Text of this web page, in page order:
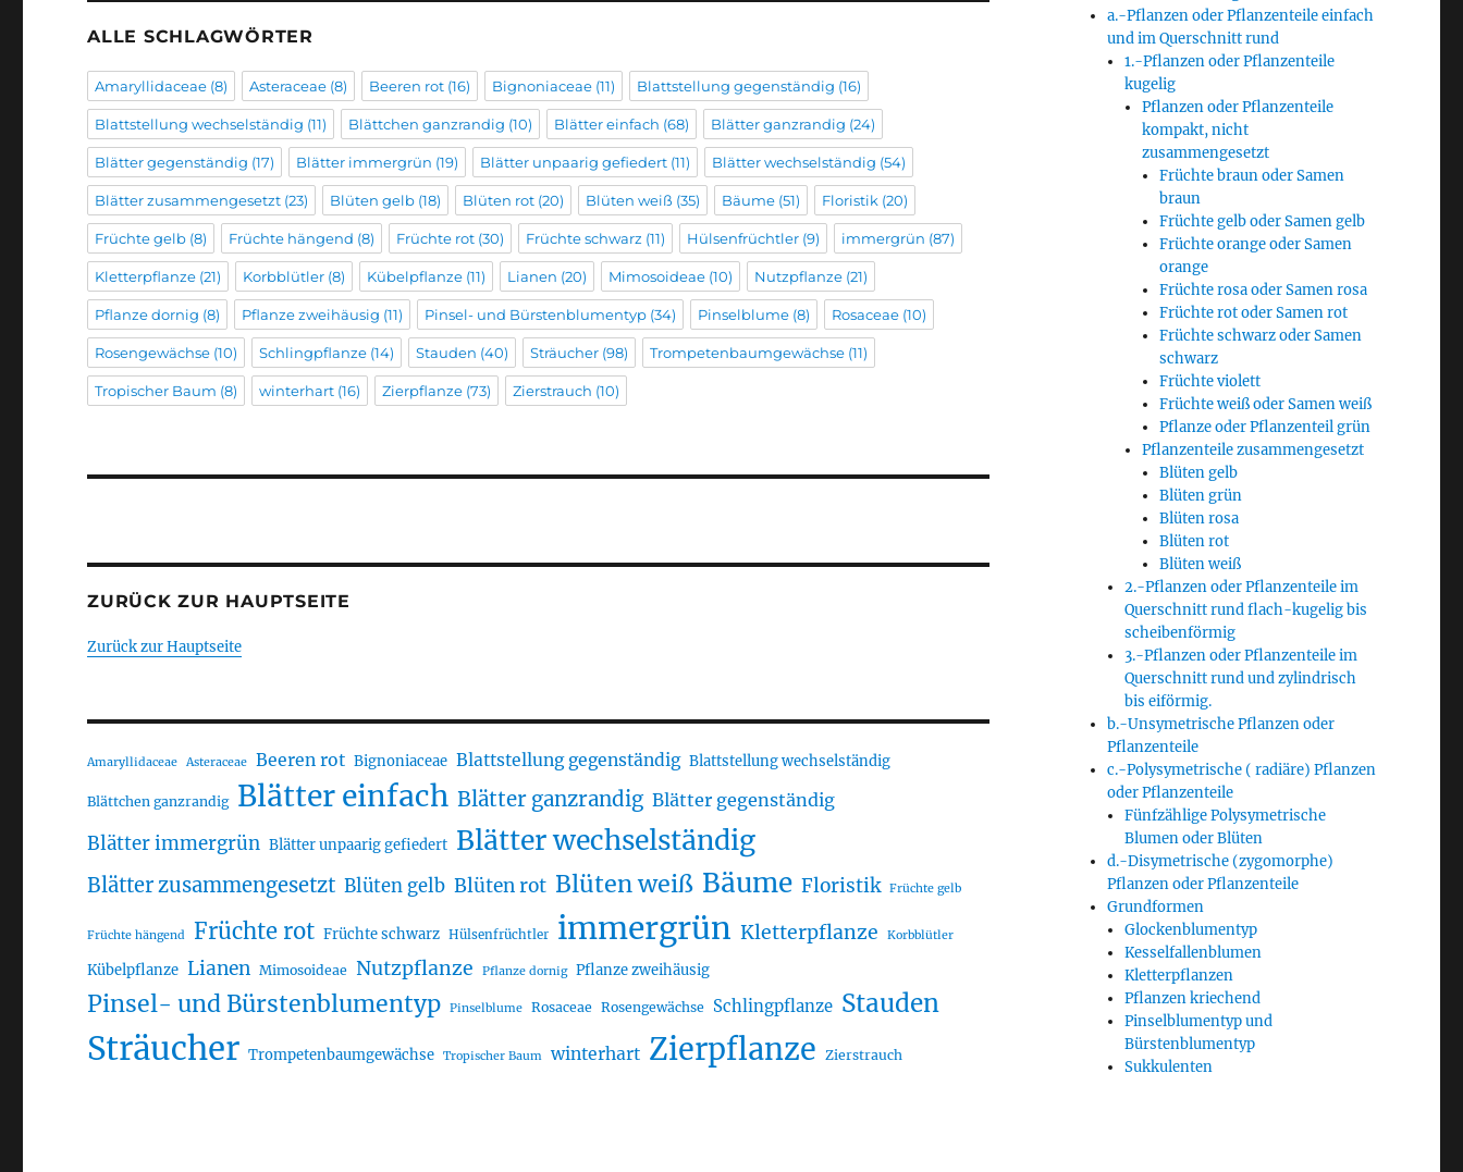
ALLE SCHLAGWÖRTER
Amaryllidaceae (8) Asteraceae (8) Beeren rot (16) Bignoniaceae (11) Blattstellung gegenständig (16)
Blattstellung wechselständig (11) Blättchen ganzrandig (10) Blätter einfach (68) Blätter ganzrandig (24)
Blätter gegenständig (17) Blätter immergrün (19) Blätter unpaarig gefiedert (11) Blätter wechselständig (54)
Blätter zusammengesetzt (23) Blüten gelb (18) Blüten rot (20) Blüten weiß (35) Bäume (51) Floristik (20)
Früchte gelb (8) Früchte hängend (8) Früchte rot (30) Früchte schwarz (11) Hülsenfrüchtler (9) immergrün (87)
Kletterpflanze (21) Korbblütler (8) Kübelpflanze (11) Lianen (20) Mimosoideae (10) Nutzpflanze (21)
Pflanze dornig (8) Pflanze zweihäusig (11) Pinsel- und Bürstenblumentyp (34) Pinselblume (8) Rosaceae (10)
Rosengewächse (10) Schlingpflanze (14) Stauden (40) Sträucher (98) Trompetenbaumgewächse (11)
Tropischer Baum (8) winterhart (16) Zierpflanze (73) Zierstrauch (10)
ZURÜCK ZUR HAUPTSEITE
Zurück zur Hauptseite
Amaryllidaceae Asteraceae Beeren rot Bignoniaceae Blattstellung gegenständig Blattstellung wechselständig
Blättchen ganzrandig Blätter einfach Blätter ganzrandig Blätter gegenständig
Blätter immergrün Blätter unpaarig gefiedert Blätter wechselständig
Blätter zusammengesetzt Blüten gelb Blüten rot Blüten weiß Bäume Floristik Früchte gelb
Früchte hängend Früchte rot Früchte schwarz Hülsenfrüchtler immergrün Kletterpflanze Korbblütler
Kübelpflanze Lianen Mimosoideae Nutzpflanze Pflanze dornig Pflanze zweihäusig
Pinsel- und Bürstenblumentyp Pinselblume Rosaceae Rosengewächse Schlingpflanze Stauden
Sträucher Trompetenbaumgewächse Tropischer Baum winterhart Zierpflanze Zierstrauch
a.-Pflanzen oder Pflanzenteile einfach
und im Querschnitt rund
1.-Pflanzen oder Pflanzenteile
kugelig
Pflanzen oder Pflanzenteile
kompakt, nicht
zusammengesetzt
Früchte braun oder Samen
braun
Früchte gelb oder Samen gelb
Früchte orange oder Samen
orange
Früchte rosa oder Samen rosa
Früchte rot oder Samen rot
Früchte schwarz oder Samen
schwarz
Früchte violett
Früchte weiß oder Samen weiß
Pflanze oder Pflanzenteil grün
Pflanzenteile zusammengesetzt
Blüten gelb
Blüten grün
Blüten rosa
Blüten rot
Blüten weiß
2.-Pflanzen oder Pflanzenteile im
Querschnitt rund flach-kugelig bis
scheibenförmig
3.-Pflanzen oder Pflanzenteile im
Querschnitt rund und zylindrisch
bis eiförmig.
b.-Unsymetrische Pflanzen oder
Pflanzenteile
c.-Polysymetrische ( radiäre) Pflanzen
oder Pflanzenteile
Fünfzählige Polysymetrische
Blumen oder Blüten
d.-Disymetrische (zygomorphe)
Pflanzen oder Pflanzenteile
Grundformen
Glockenblumentyp
Kesselfallenblumen
Kletterpflanzen
Pflanzen kriechend
Pinselblumentyp und
Bürstenblumentyp
Sukkulenten